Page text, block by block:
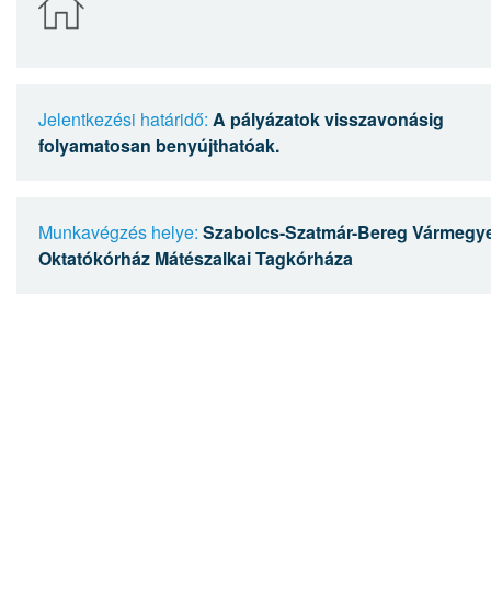
Jelentkezési határidő: A pályázatok visszavonásig
folyamatosan benyújthatóak.
Munkavégzés helye: Szabolcs-Szatmár-Bereg
Oktatókórház Mátészalkai Tagkórháza